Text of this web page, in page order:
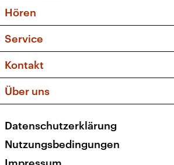
Sendungen und Podcasts
Musikliste
Kakadu – Das Kinderprogramm
Hören
Frequenzen (UKW + DAB+)
Service
FAQ
Apps
Newsletter
Veranstaltungen
Kontakt
Social Media
Über uns
Presse
Karriere
Datenschutzerklärung
Nutzungsbedingungen